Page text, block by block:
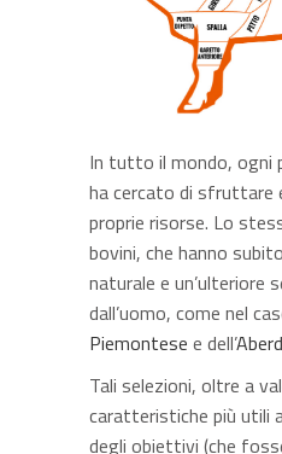
In tutto il mondo, ogni
ha cercato di sfruttare
proprie risorse. Lo
bovini, che hanno
naturale e
dall’uomo, come nel
Piemontese e dell’
Tali selezioni, oltre a
caratteristiche più utili
degli obiettivi (che